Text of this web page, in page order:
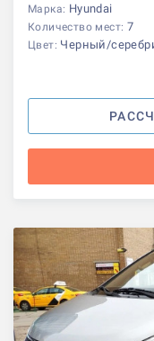
Марка: Hyundai
Количество мест: 7
Цвет: Черный/